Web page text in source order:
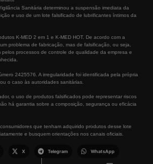
Sanitária determinou a suspensão imediata da
e uso de um lote falsificado de lubrificantes íntimos da
K-MED 2 em 1 e K-MED HOT. De acordo com a
problema de fabricação, mas de falsificação, ou seja,
processos de controle de qualidade da empresa e
2425576. A irregularidade foi identificada pela própria
o caso às autoridades sanitárias.
o uso de produtos falsificados pode representar riscos
há garantia sobre a composição, segurança ou eficácia
que tenham adquirido produtos desse lote
e busquem orientações nos canais oficiais.
X Telegram WhatsApp